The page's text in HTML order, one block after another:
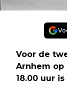
Voor de
Arnhem op
18.00 uur